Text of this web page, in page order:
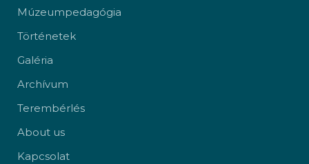
Múzeumpedagógia
Történetek
Galéria
Archívum
Terembérlés
About us
Kapcsolat